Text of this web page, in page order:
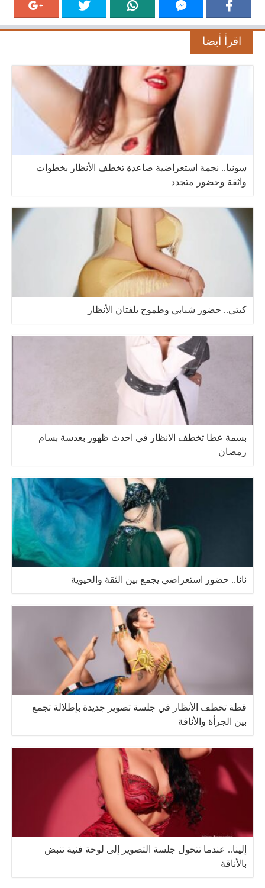
اقرأ أيضا
سونيا.. نجمة استعراضية صاعدة تخطف الأنظار بخطوات
واثقة وحضور متجدد
كيتي.. حضور شبابي وطموح يلفتان الأنظار
بسمة عطا تخطف الانظار في احدث ظهور بعدسة بسام
رمضان
نانا.. حضور استعراضي يجمع بين الثقة والحيوية
قطة تخطف الأنظار في جلسة تصوير جديدة بإطلالة تجمع
بين الجرأة والأناقة
إلينا.. عندما تتحول جلسة التصوير إلى لوحة فنية تنبض
بالأناقة